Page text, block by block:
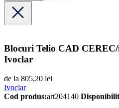
Blocuri Telio CAD
Ivoclar
de la 805,20 lei
Ivoclar
Cod produs:art204140